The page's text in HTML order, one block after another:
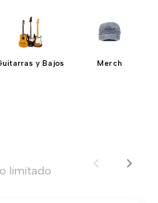
y Bajos Merch
limitado